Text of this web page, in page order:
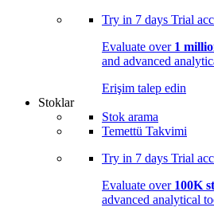
Try in 7 days Trial
Evaluate over 1
and advanced
Erişim talep edin
Stoklar
Stok arama
Temettü Takvimi
Try in 7 days Trial
Evaluate over 100K
advanced analytical